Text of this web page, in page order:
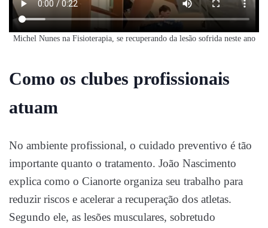
Michel Nunes na Fisioterapia, se recuperando da lesão sofrida neste ano
Como os clubes profissionais
atuam
No ambiente profissional, o cuidado preventivo é tão
importante quanto o tratamento. João Nascimento
explica como o Cianorte organiza seu trabalho para
reduzir riscos e acelerar a recuperação dos atletas.
Segundo ele, as lesões musculares, sobretudo